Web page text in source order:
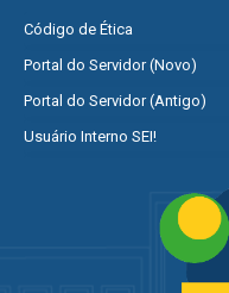
Código de Ética
Portal do Servidor (Novo)
Portal do Servidor (Antigo)
Usuário Interno SEI!
Manual de Gestão Patrimonial